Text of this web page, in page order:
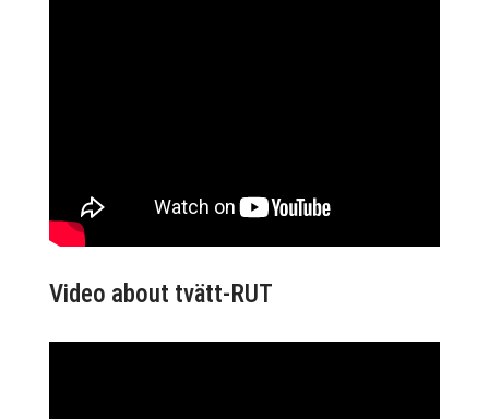
Video about tvätt-RUT